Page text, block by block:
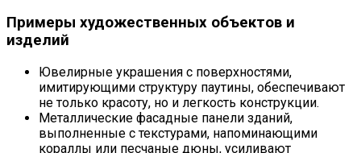
Примеры художественных объектов и
изделий
Ювелирные украшения с поверхностями,
имитирующими структуру паутины, обеспечивают
не только красоту, но и легкость конструкции.
Металлические фасадные панели зданий,
выполненные с текстурами, напоминающими
кораллы или песчаные дюны, усиливают